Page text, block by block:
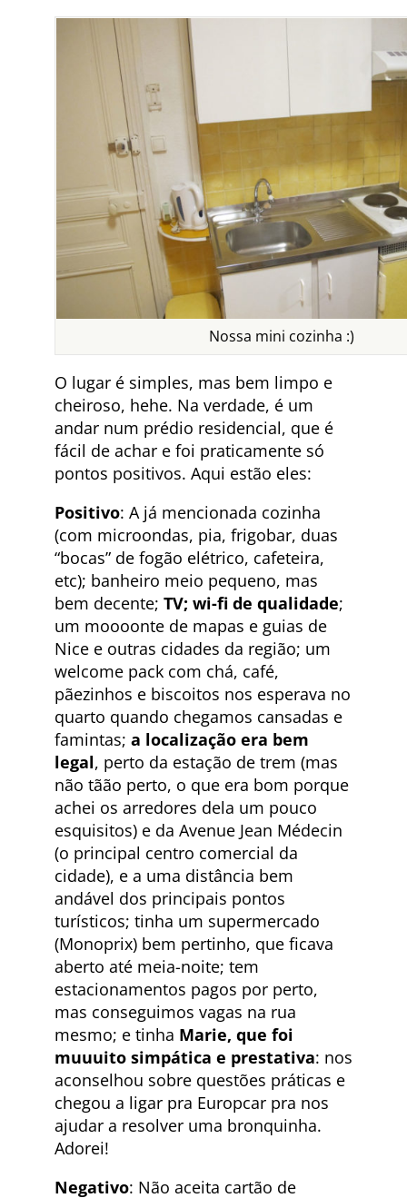
Nossa mini cozinha :)
O lugar é simples, mas bem limpo e
cheiroso, hehe. Na verdade, é um
andar num prédio residencial, que é
fácil de achar e foi praticamente só
pontos positivos. Aqui estão eles:
Positivo: A já mencionada cozinha
(com microondas, pia, frigobar, duas
“bocas” de fogão elétrico, cafeteira,
etc); banheiro meio pequeno, mas
bem decente; TV; wi-fi de qualidade;
um moooonte de mapas e guias de
Nice e outras cidades da região; um
welcome pack com chá, café,
pãezinhos e biscoitos nos esperava no
quarto quando chegamos cansadas e
famintas; a localização era bem
legal, perto da estação de trem (mas
não tãão perto, o que era bom porque
achei os arredores dela um pouco
esquisitos) e da Avenue Jean Médecin
(o principal centro comercial da
cidade), e a uma distância bem
andável dos principais pontos
turísticos; tinha um supermercado
(Monoprix) bem pertinho, que ficava
aberto até meia-noite; tem
estacionamentos pagos por perto,
mas conseguimos vagas na rua
mesmo; e tinha Marie, que foi
muuuito simpática e prestativa: nos
aconselhou sobre questões práticas e
chegou a ligar pra Europcar pra nos
ajudar a resolver uma bronquinha.
Adorei!
Negativo: Não aceita cartão de